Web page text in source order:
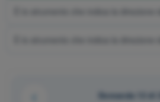
Domanda 12 di